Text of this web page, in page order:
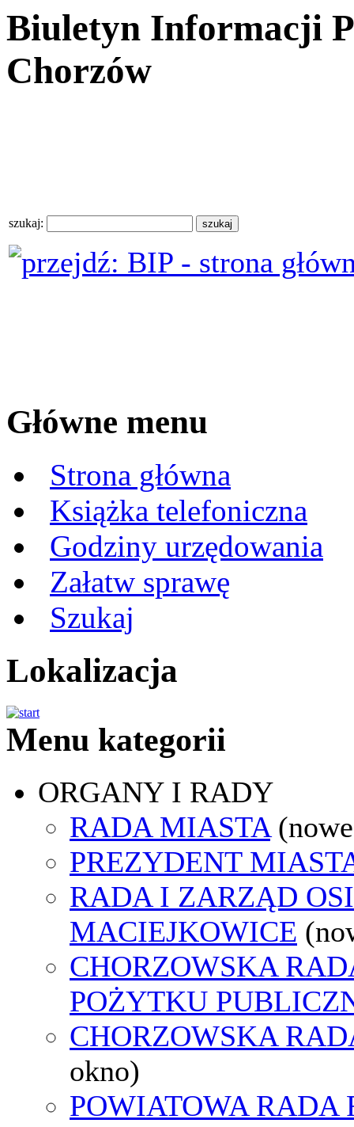
Biuletyn Informacji
Chorzów
szukaj:
Główne menu
Strona główna
Książka telefoniczna
Godziny urzędowania
Załatw sprawę
Szukaj
Lokalizacja
Menu kategorii
ORGANY I RADY
RADA MIASTA
PREZYDENT
RADA I ZARZĄD
MACIEJKOWICE
CHORZOWSKA
POŻYTKU
CHORZOWSKA
okno)
POWIATOWA RADA